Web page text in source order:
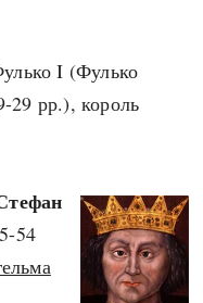
I (Фулько
рр.), король
54